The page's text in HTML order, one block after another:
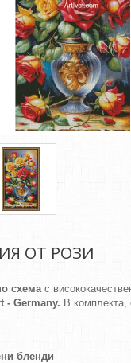
ОТ РОЗИ
схемас
- Germany. В комплекта,
бленди